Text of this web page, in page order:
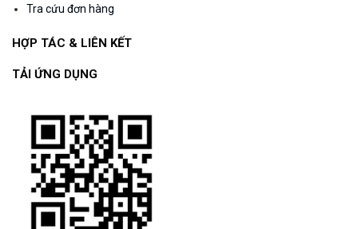
Tra cứu đơn hàng
HỢP TÁC & LIÊN KẾT
TẢI ỨNG DỤNG